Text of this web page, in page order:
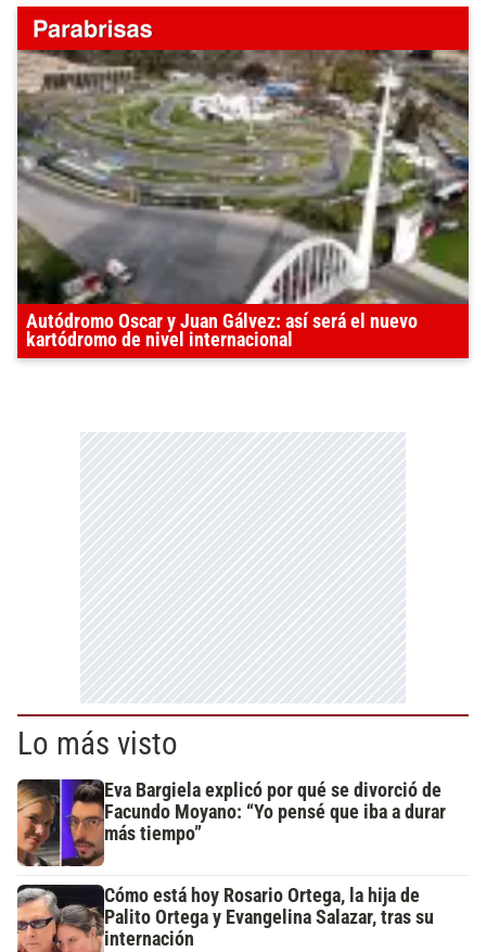
Autódromo Oscar y Juan Gálvez: así será el nuevo
kartódromo de nivel internacional
Lo más visto
Eva Bargiela explicó por qué se divorció de
Facundo Moyano: “Yo pensé que iba a durar
más tiempo”
Cómo está hoy Rosario Ortega, la hija de
Palito Ortega y Evangelina Salazar, tras su
internación